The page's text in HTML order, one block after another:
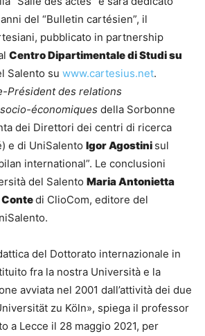
del “Bulletin cartésien”, il
pubblicato in partnership
Centro Dipartimentale di Studi su
Salento su www.cartesius.net.
Président des relations
économiques della Sorbonne
dei Direttori dei centri di ricerca
e di UniSalento Igor Agostini sul
international”. Le conclusioni
del Salento Maria Antonietta
di ClioCom, editore del
del Dottorato internazionale in
fra la nostra Università e la
avviata nel 2001 dall’attività dei due
zu Köln», spiega il professor
a Lecce il 28 maggio 2021, per